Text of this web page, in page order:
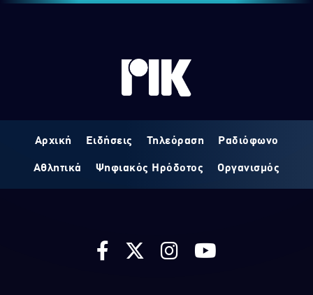
Αρχική Ειδήσεις Τηλεόραση Ραδιόφωνο
Αθλητικά Ψηφιακός Ηρόδοτος Οργανισμός